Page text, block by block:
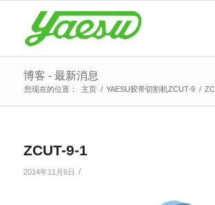
博客 - 最新消息
您现在的位置： 主页 / YAESU胶带切割机ZCUT-9 /
ZCUT-9-1
2014年11月6日 /